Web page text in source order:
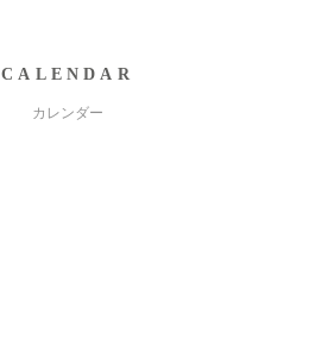
CALENDAR
カレンダー